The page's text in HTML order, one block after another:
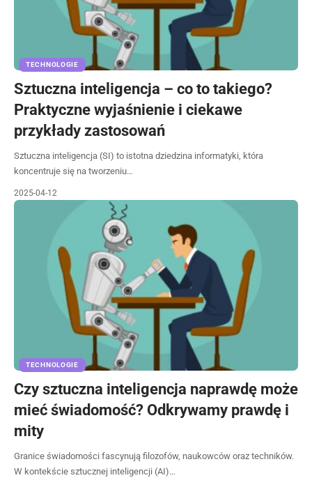
TECHNOLOGIE
Sztuczna inteligencja – co to takiego?
Praktyczne wyjaśnienie i ciekawe
przykłady zastosowań
Sztuczna inteligencja (SI) to istotna dziedzina informatyki, która
koncentruje się na tworzeniu…
2025-04-12
TECHNOLOGIE
Czy sztuczna inteligencja naprawdę może
mieć świadomość? Odkrywamy prawdę i
mity
Granice świadomości fascynują filozofów, naukowców oraz techników.
W kontekście sztucznej inteligencji (AI)…